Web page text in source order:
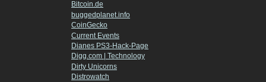
Bitcoin.de
buggedplanet.info
CoinGecko
Current Events
Dianes PS3-Hack-Page
Digg.com | Technology
Dirty Unicorns
Distrowatch